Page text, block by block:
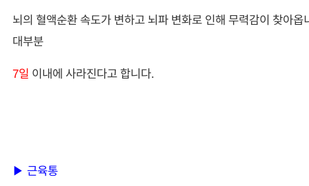
뇌의 혈액순환 속도가 변하고 뇌파 변화로 인해 무력감이 찾아옵
대부분
7일 이내에 사라진다고 합니다.
▶ 근육통